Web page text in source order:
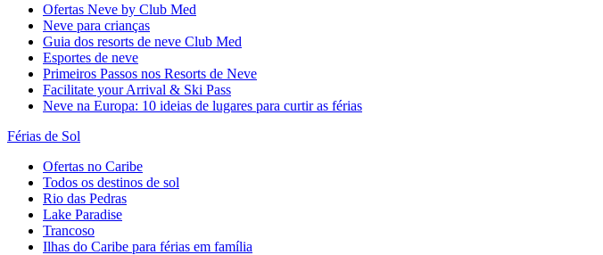
Ofertas Neve by Club Med
Neve para crianças
Guia dos resorts de neve Club Med
Esportes de neve
Primeiros Passos nos Resorts de Neve
Facilitate your Arrival & Ski Pass
Neve na Europa: 10 ideias de lugares para curtir as férias
Férias de Sol
Ofertas no Caribe
Todos os destinos de sol
Rio das Pedras
Lake Paradise
Trancoso
Ilhas do Caribe para férias em família